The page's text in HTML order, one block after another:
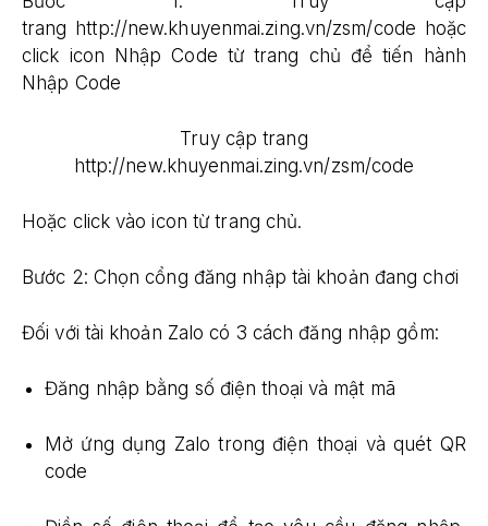
trang http://new.khuyenmai.zing.vn/zsm/code hoặc
click icon Nhập Code từ trang chủ để tiến hành
Nhập Code
Truy cập trang
http://new.khuyenmai.zing.vn/zsm/code
Hoặc click vào icon từ trang chủ.
Bước 2: Chọn cổng đăng nhập tài khoản đang chơi
Đối với tài khoản Zalo có 3 cách đăng nhập gồm:
Đăng nhập bằng số điện thoại và mật mã
Mở ứng dụng Zalo trong điện thoại và quét QR
code